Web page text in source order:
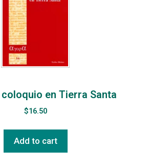
en Tierra Santa
$16.50
Add to cart